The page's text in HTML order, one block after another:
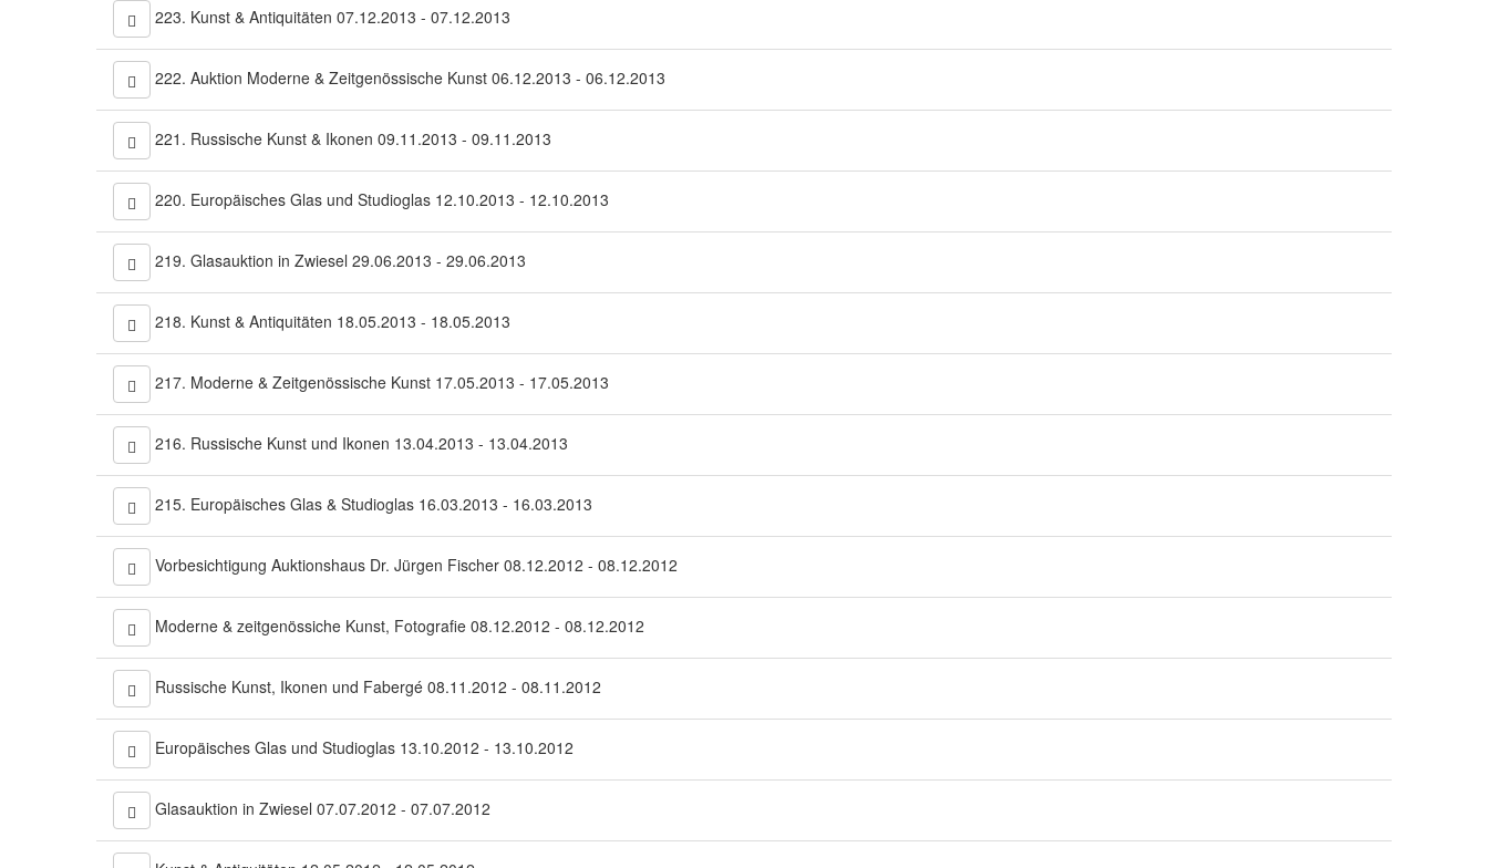
223. Kunst & Antiquitäten 07.12.2013 - 07.12.2013
222. Auktion Moderne & Zeitgenössische Kunst 06.12.2013 - 06.12.2013
221. Russische Kunst & Ikonen 09.11.2013 - 09.11.2013
220. Europäisches Glas und Studioglas 12.10.2013 - 12.10.2013
219. Glasauktion in Zwiesel 29.06.2013 - 29.06.2013
218. Kunst & Antiquitäten 18.05.2013 - 18.05.2013
217. Moderne & Zeitgenössische Kunst 17.05.2013 - 17.05.2013
216. Russische Kunst und Ikonen 13.04.2013 - 13.04.2013
215. Europäisches Glas & Studioglas 16.03.2013 - 16.03.2013
Vorbesichtigung Auktionshaus Dr. Jürgen Fischer 08.12.2012 - 08.12.2012
Moderne & zeitgenössiche Kunst, Fotografie 08.12.2012 - 08.12.2012
Russische Kunst, Ikonen und Fabergé 08.11.2012 - 08.11.2012
Europäisches Glas und Studioglas 13.10.2012 - 13.10.2012
Glasauktion in Zwiesel 07.07.2012 - 07.07.2012